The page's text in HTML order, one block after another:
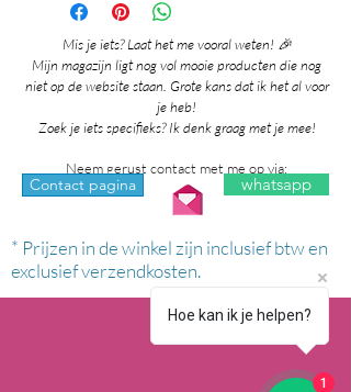
Mis je iets? Laat het me vooral weten! 🎉
Mijn magazijn ligt nog vol mooie producten die nog
niet op de website staan. Grote kans dat ik het al voor
je heb!
Zoek je iets specifieks? Ik denk graag met je mee!
Neem gerust contact met me op via:
Contact pagina whatsapp
* Prijzen in de winkel zijn inclusief btw en
exclusief verzendkosten.
Hoe kan ik je helpen?
1